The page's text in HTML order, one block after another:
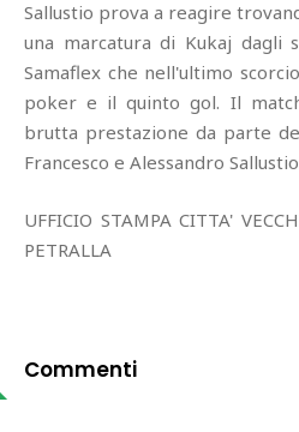
Sallustio prova a reagire
una marcatura di Kukaj dagli
Samaflex che nell'ultimo
poker e il quinto gol. Il
brutta prestazione da parte
Francesco e Alessandro
UFFICIO STAMPA CITTA'
PETRALLA
Commenti